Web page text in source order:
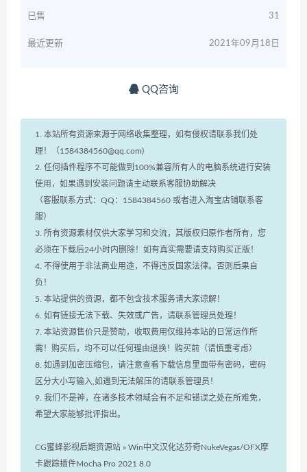
已售 31
最近更新 2021年09月18日
QQ咨询
1. 本站所有资源来源于网络收集整理，如有侵权请联系我们处
理！（1584384560@qq.com)
2. 任何插件程序不可能做到100%兼容所有人的电脑系统进行安装
使用，如果遇到安装问题请主动联系客服协助解决
（客服联系方式：QQ：1584384560 或者进入淘宝店铺联系客
服）
3. 所有资源素材仅供大家学习和交流，其版权归原作者所有，您
必须在下载后24小时内删除！如有真实需要请支持购买正版！
4. 不得使用于非法商业用途，不得违反国家法律。否则后果自
负！
5. 本站提供的资源，都不包含技术服务请大家谅解！
6. 如有链接无法下载、失效或广告，请联系管理员处理！
7. 本站资源售价只是赞助，收取费用仅维持本站的日常运作所
需！购买后，均不可以任何理由退换！购买前（请慎重考虑）
8. 如遇到加密压缩包，请注意查看下载信息里面带有密码，密码
区分大小写输入,如遇到无法解压的请联系管理员！
9. 我们不是神，在诸多技术领域会有不足和错误之处在所难免，
希望大家能够批评指出。
CG蜜蜂影视后期资源站 » Win中文汉化达芬奇NukeVegas/OFX摩
卡跟踪插件Mocha Pro 2021 8.0